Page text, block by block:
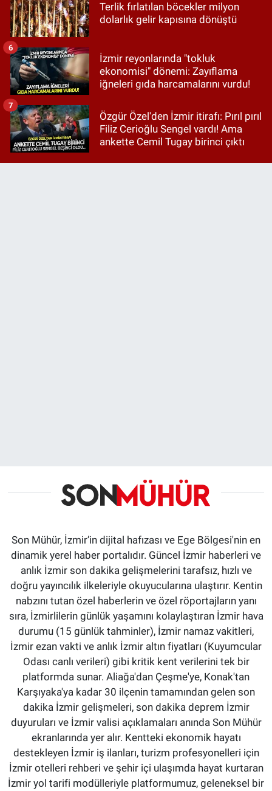
Terlik fırlatılan böcekler milyon
dolarlık gelir kapısına dönüştü
İzmir reyonlarında "tokluk
ekonomisi" dönemi: Zayıflama
iğneleri gıda harcamalarını vurdu!
6
Özgür Özel'den İzmir itirafı: Pırıl pırıl
Filiz Cerioğlu Sengel vardı! Ama
ankette Cemil Tugay birinci çıktı
7
Son Mühür, İzmir’in dijital hafızası ve Ege Bölgesi'nin en
dinamik yerel haber portalıdır. Güncel İzmir haberleri ve
anlık İzmir son dakika gelişmelerini tarafsız, hızlı ve
doğru yayıncılık ilkeleriyle okuyucularına ulaştırır. Kentin
nabzını tutan özel haberlerin ve özel röportajların yanı
sıra, İzmirlilerin günlük yaşamını kolaylaştıran İzmir hava
durumu (15 günlük tahminler), İzmir namaz vakitleri,
İzmir ezan vakti ve anlık İzmir altın fiyatları (Kuyumcular
Odası canlı verileri) gibi kritik kent verilerini tek bir
platformda sunar. Aliağa'dan Çeşme'ye, Konak'tan
Karşıyaka'ya kadar 30 ilçenin tamamından gelen son
dakika İzmir gelişmeleri, son dakika deprem İzmir
duyuruları ve İzmir valisi açıklamaları anında Son Mühür
ekranlarında yer alır. Kentteki ekonomik hayatı
destekleyen İzmir iş ilanları, turizm profesyonelleri için
İzmir otelleri rehberi ve şehir içi ulaşımda hayat kurtaran
İzmir yol tarifi modülleriyle platformumuz, geleneksel bir